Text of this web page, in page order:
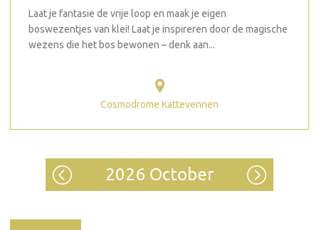
Laat je fantasie de vrije loop en maak je eigen
boswezentjes van klei! Laat je inspireren door de magische
wezens die het bos bewonen – denk aan...
Cosmodrome Kattevennen
2026 October